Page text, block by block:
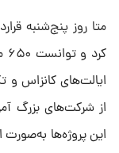
متا روز پنج‌شنبه
از شرکت‌های بزرگ
این پروژه‌ها